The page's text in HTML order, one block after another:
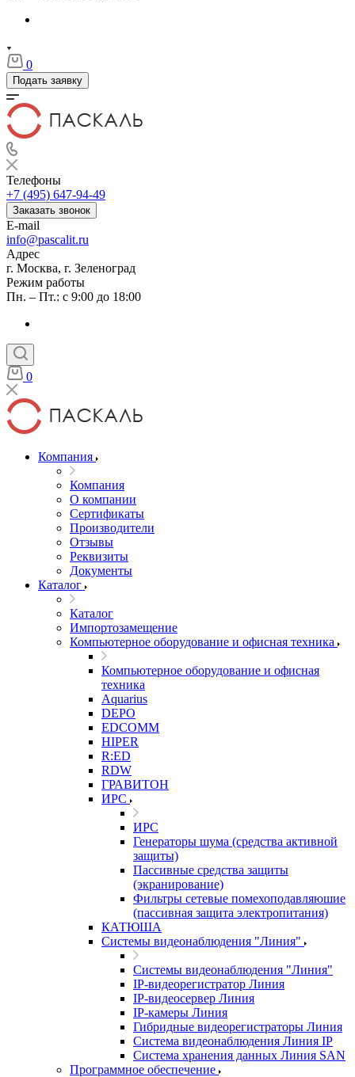
0
Подать заявку
Телефоны
+7 (495) 647-94-49
Заказать звонок
E-mail
info@pascalit.ru
Адрес
г. Москва, г. Зеленоград
Режим работы
Пн. – Пт.: с 9:00 до 18:00
0
Компания
Компания
О компании
Сертификаты
Производители
Отзывы
Реквизиты
Документы
Каталог
Каталог
Импортозамещение
Компьютерное оборудование и офисная техника
Компьютерное оборудование и офисная
техника
Aquarius
DEPO
EDCOMM
HIPER
R:ED
RDW
ГРАВИТОН
ИРС
ИРС
Генераторы шума (средства активной
защиты)
Пассивные средства защиты
(экранирование)
Фильтры сетевые помехоподавляюшие
(пассивная защита электропитания)
КАТЮША
Системы видеонаблюдения "Линия"
Системы видеонаблюдения "Линия"
IP-видеорегистратор Линия
IP-видеосервер Линия
IP-камеры Линия
Гибридные видеорегистраторы Линия
Система видеонаблюдения Линия IP
Система хранения данных Линия SAN
Программное обеспечение